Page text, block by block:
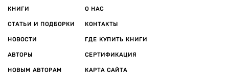
КНИГИ
СТАТЬИ И ПОДБОРКИ
НОВОСТИ
АВТОРЫ
НОВЫМ АВТОРАМ
О НАС
КОНТАКТЫ
ГДЕ КУПИТЬ КНИГИ
СЕРТИФИКАЦИЯ
КАРТА САЙТА